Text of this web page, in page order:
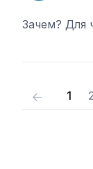
Зачем? Для
1